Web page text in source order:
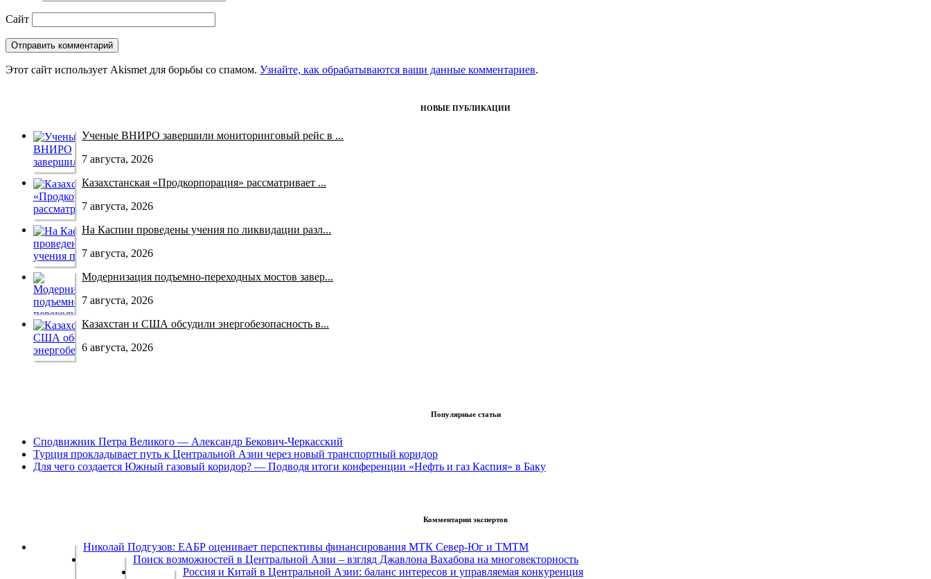
Сайт
Этот сайт использует Akismet для борьбы со спамом. Узнайте, как обрабатываются ваши данные комментариев.
НОВЫЕ ПУБЛИКАЦИИ
Ученые ВНИРО завершили мониторинговый рейс в ...
7 августа, 2026
Казахстанская «Продкорпорация» рассматривает ...
7 августа, 2026
На Каспии проведены учения по ликвидации разл...
7 августа, 2026
Модернизация подъемно-переходных мостов завер...
7 августа, 2026
Казахстан и США обсудили энергобезопасность в...
6 августа, 2026
Популярные статьи
Сподвижник Петра Великого — Александр Бекович-Черкасский
Турция прокладывает путь к Центральной Азии через новый транспортный коридор
Для чего создается Южный газовый коридор? — Подводя итоги конференции «Нефть и газ Каспия» в Баку
Комментарии экспертов
Николай Подгузов: ЕАБР оценивает перспективы финансирования МТК Север-Юг и ТМТМ
Поиск возможностей в Центральной Азии – взгляд Джавлона Вахабова на многовекторность
Россия и Китай в Центральной Азии: баланс интересов и управляемая конкуренция